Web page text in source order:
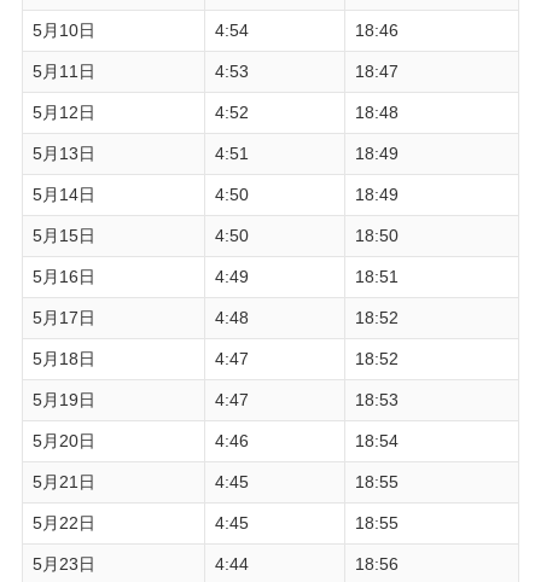
5月10日 4:54 18:46
5月11日 4:53 18:47
5月12日 4:52 18:48
5月13日 4:51 18:49
5月14日 4:50 18:49
5月15日 4:50 18:50
5月16日 4:49 18:51
5月17日 4:48 18:52
5月18日 4:47 18:52
5月19日 4:47 18:53
5月20日 4:46 18:54
5月21日 4:45 18:55
5月22日 4:45 18:55
5月23日 4:44 18:56